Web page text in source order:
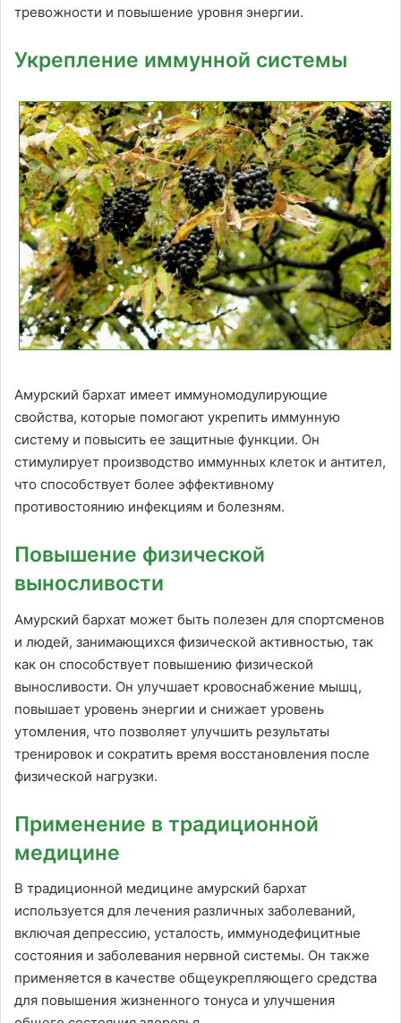
тревожности и повышение уровня энергии.
Укрепление иммунной системы
Амурский бархат имеет иммуномодулирующие
свойства, которые помогают укрепить иммунную
систему и повысить ее защитные функции. Он
стимулирует производство иммунных клеток и антител,
что способствует более эффективному
противостоянию инфекциям и болезням.
Повышение физической
выносливости
Амурский бархат может быть полезен для спортсменов
и людей, занимающихся физической активностью, так
как он способствует повышению физической
выносливости. Он улучшает кровоснабжение мышц,
повышает уровень энергии и снижает уровень
утомления, что позволяет улучшить результаты
тренировок и сократить время восстановления после
физической нагрузки.
Применение в традиционной
медицине
В традиционной медицине амурский бархат
используется для лечения различных заболеваний,
включая депрессию, усталость, иммунодефицитные
состояния и заболевания нервной системы. Он также
применяется в качестве общеукрепляющего средства
для повышения жизненного тонуса и улучшения